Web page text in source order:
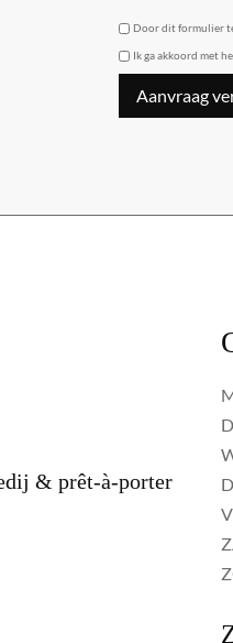
Door dit formulier
Ik ga akkoord met
Aanvraag
& prêt-à-porter